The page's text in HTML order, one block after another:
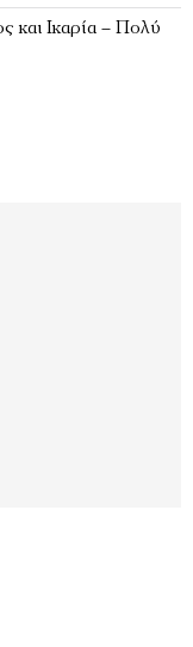
και Ικαρία – Πολύ